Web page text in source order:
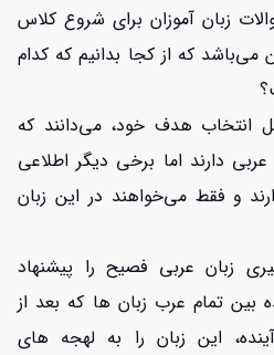
زبان آموزان برای شروع کلاس
که از کجا بدانیم که کدام
انتخاب هدف خود، می‌دانند که
دارند اما برخی دیگر اطلاعی
و فقط می‌خواهند در این زبان
زبان عربی فصیح را پیشنهاد
بین تمام عرب زبان ها که بعد از
این زبان را به لهجه های